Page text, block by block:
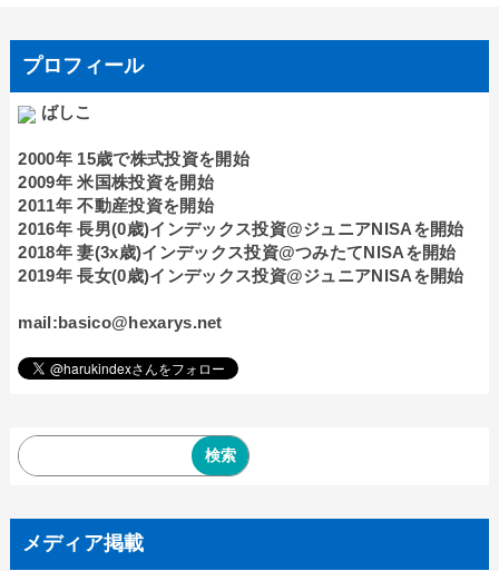
プロフィール
ばしこ
2000年 15歳で株式投資を開始
2009年 米国株投資を開始
2011年 不動産投資を開始
2016年 長男(0歳)インデックス投資@ジュニアNISAを開始
2018年 妻(3x歳)インデックス投資@つみたてNISAを開始
2019年 長女(0歳)インデックス投資@ジュニアNISAを開始
mail:basico@hexarys.net
メディア掲載